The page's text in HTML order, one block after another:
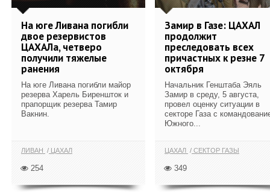
На юге Ливана погибли
двое резервистов
ЦАХАЛа, четверо
получили тяжелые
ранения
На юге Ливана погибли майор
резерва Харель Биреншток и
прапорщик резерва Тамир
Вакнин.
ЛИВАН ЦАХАЛ
254
Замир в Газе: ЦАХАЛ
продолжит
преследовать всех
причастных к резне 7
октября
Начальник Генштаба Эяль
Замир в среду, 5 августа,
провел оценку ситуации в
секторе Газа с
Южного...
ЦАХАЛ СЕКТОР ГАЗЫ
349